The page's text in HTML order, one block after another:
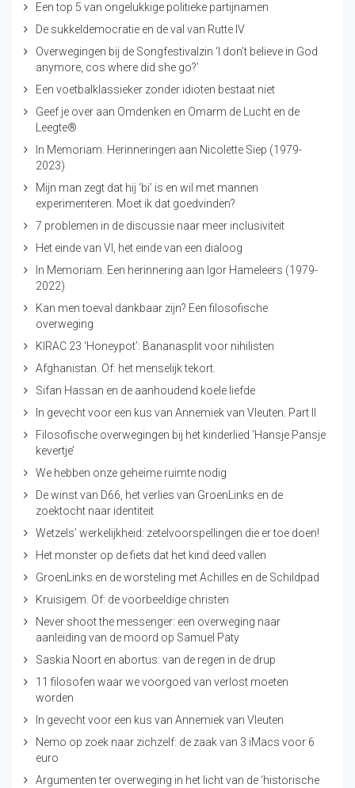
Een top 5 van ongelukkige politieke partijnamen
De sukkeldemocratie en de val van Rutte IV
Overwegingen bij de Songfestivalzin ‘I don’t believe in God
anymore, cos where did she go?’
Een voetbalklassieker zonder idioten bestaat niet
Geef je over aan Omdenken en Omarm de Lucht en de
Leegte®
In Memoriam. Herinneringen aan Nicolette Siep (1979-
2023)
Mijn man zegt dat hij ‘bi’ is en wil met mannen
experimenteren. Moet ik dat goedvinden?
7 problemen in de discussie naar meer inclusiviteit
Het einde van VI, het einde van een dialoog
In Memoriam. Een herinnering aan Igor Hameleers (1979-
2022)
Kan men toeval dankbaar zijn? Een filosofische
overweging
KIRAC 23 ‘Honeypot’: Bananasplit voor nihilisten
Afghanistan. Of: het menselijk tekort.
Sifan Hassan en de aanhoudend koele liefde
In gevecht voor een kus van Annemiek van Vleuten. Part II
Filosofische overwegingen bij het kinderlied ‘Hansje Pansje
kevertje’
We hebben onze geheime ruimte nodig
De winst van D66, het verlies van GroenLinks en de
zoektocht naar identiteit
Wetzels’ werkelijkheid: zetelvoorspellingen die er toe doen!
Het monster op de fiets dat het kind deed vallen
GroenLinks en de worsteling met Achilles en de Schildpad
Kruisigem. Of: de voorbeeldige christen
Never shoot the messenger: een overweging naar
aanleiding van de moord op Samuel Paty
Saskia Noort en abortus: van de regen in de drup
11 filosofen waar we voorgoed van verlost moeten
worden
In gevecht voor een kus van Annemiek van Vleuten
Nemo op zoek naar zichzelf: de zaak van 3 iMacs voor 6
euro
Argumenten ter overweging in het licht van de ‘historische